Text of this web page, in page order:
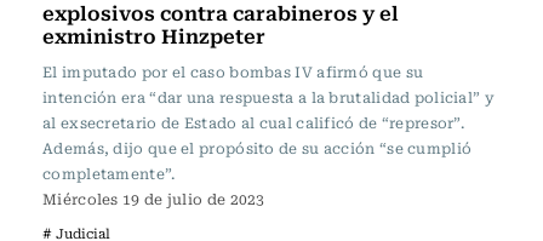
explosivos contra carabineros y el
exministro Hinzpeter
El imputado por el caso bombas IV afirmó que su
intención era “dar una respuesta a la brutalidad policial” y
al exsecretario de Estado al cual calificó de “represor”.
Además, dijo que el propósito de su acción “se cumplió
completamente”.
Miércoles 19 de julio de 2023
# Judicial